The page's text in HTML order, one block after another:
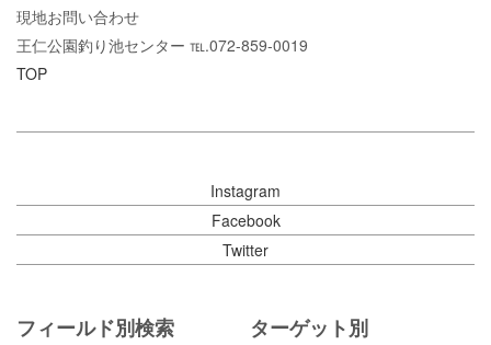
現地お問い合わせ
王仁公園釣り池センター ℡.072-859-0019
TOP
Instagram
Facebook
Twitter
フィールド別検索 ターゲット別